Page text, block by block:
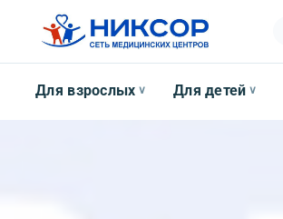
Для взрослых ∨ Для детей ∨